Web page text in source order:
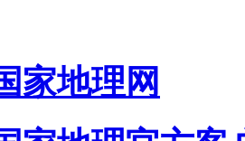
家地理网